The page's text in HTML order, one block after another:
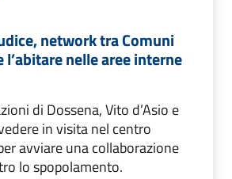
network tra Comuni
l’abitare nelle aree interne
di Dossena, Vito d’Asio e
in visita nel centro
avviare una collaborazione
lo spopolamento.